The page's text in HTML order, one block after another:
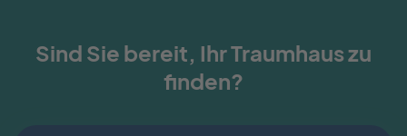
Sind Sie bereit, Ihr Traumhaus zu
finden?